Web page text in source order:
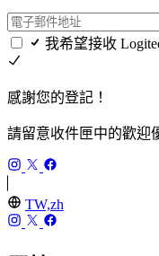
我希望接收
感謝您的登記！
請留意收件匣中的歡迎
TW,zh